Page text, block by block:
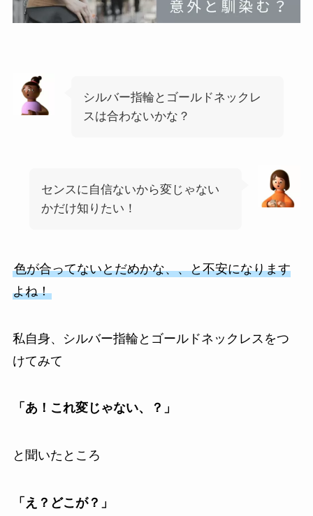
シルバー指輪とゴールドネックレ
スは合わないかな？
センスに自信ないから変じゃない
かだけ知りたい！
色が合ってないとだめかな、、と不安になります
よね！
私自身、シルバー指輪とゴールドネックレスをつ
けてみて
「あ！これ変じゃない、？」
と聞いたところ
「え？どこが？」